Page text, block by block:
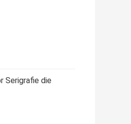
Serigrafie die